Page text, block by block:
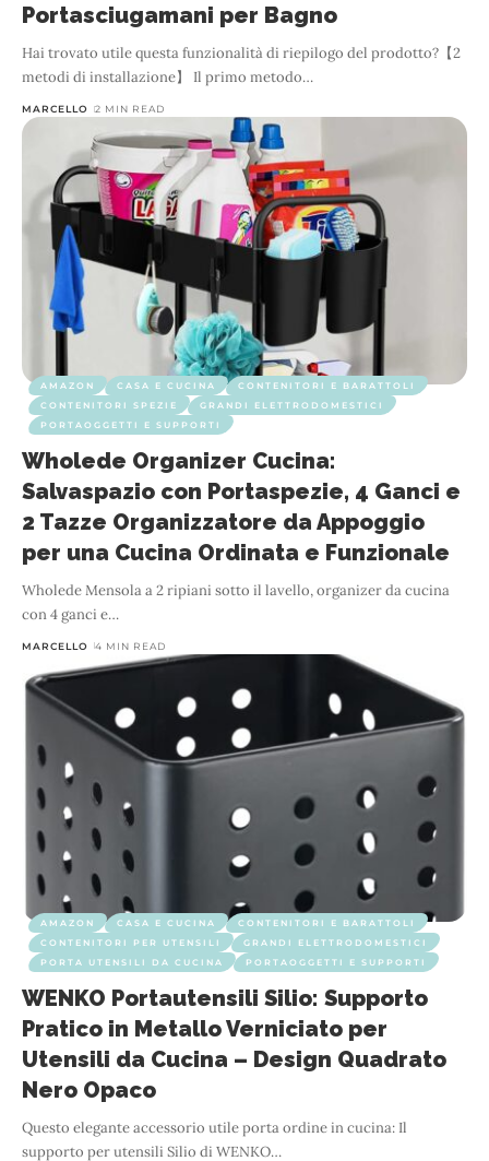
Portasciugamani per Bagno
Hai trovato utile questa funzionalità di riepilogo del prodotto?【2
metodi di installazione】 Il primo metodo…
MARCELLO 2 MIN READ
AMAZON CASA E CUCINA
CONTENITORI E BARATTOLI
CONTENITORI SPEZIE
GRANDI ELETTRODOMESTICI
PORTAOGGETTI E SUPPORTI
Wholede Organizer Cucina:
Salvaspazio con Portaspezie, 4 Ganci e
2 Tazze Organizzatore da Appoggio
per una Cucina Ordinata e Funzionale
Wholede Mensola a 2 ripiani sotto il lavello, organizer da cucina
con 4 ganci e…
MARCELLO 4 MIN READ
AMAZON CASA E CUCINA
CONTENITORI E BARATTOLI
CONTENITORI PER UTENSILI
GRANDI ELETTRODOMESTICI
PORTA UTENSILI DA CUCINA
PORTAOGGETTI E SUPPORTI
WENKO Portautensili Silio: Supporto
Pratico in Metallo Verniciato per
Utensili da Cucina – Design Quadrato
Nero Opaco
Questo elegante accessorio utile porta ordine in cucina: Il
supporto per utensili Silio di WENKO…